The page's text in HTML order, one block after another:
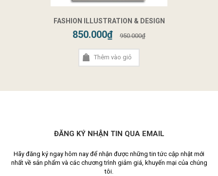
FASHION ILLUSTRATION & DESIGN
850.000₫ 950.000₫
Thêm vào giỏ
ĐĂNG KÝ NHẬN TIN QUA EMAIL
Hãy đăng ký ngay hôm nay để nhận được những tin tức cập nhật mới
nhất về sản phẩm và các chương trình giảm giá, khuyến mại của chúng
tôi.